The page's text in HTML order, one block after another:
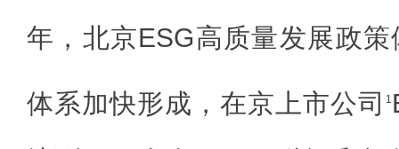
年，北京ESG高质量发展政
体系加快形成，在京上市公司 1